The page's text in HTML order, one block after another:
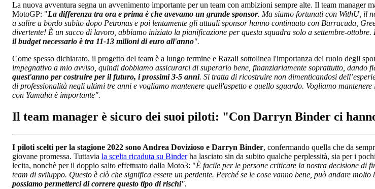
La nuova avventura segna un avvenimento importante per un team con ambizioni sempre alte. Il team manager
MotoGP: "La differenza tra ora e prima è che avevamo un grande sponsor. Ma siamo fortunati con WithU, il
a salire a bordo subito dopo Petronas e poi lentamente gli attuali sponsor hanno continuato con Barracuda,
divertente! È un sacco di lavoro, abbiamo iniziato la pianificazione per questa squadra solo a settembre-
il budget necessario è tra 11-13 milioni di euro all'anno".
Come spesso dichiarato, il progetto del team è a lungo termine e Razali sottolinea l'importanza del ruolo degli
impegnativo a mio avviso, quindi dobbiamo assicurarci di superarlo bene, finanziariamente soprattutto, dando
quest'anno per costruire per il futuro, i prossimi 3-5 anni. Si tratta di ricostruire non dimenticandosi
di professionalità negli ultimi tre anni e vogliamo mantenere quell'aspetto e quello sguardo. Vogliamo
con Yamaha è importante".
Il team manager è sicuro dei suoi piloti: "Con Darryn Binder ci
I piloti scelti per la stagione 2022 sono Andrea Dovizioso e Darryn Binder, confermando quella che da
giovane promessa. Tuttavia la scelta ricaduta su Binderha lasciato sin da subito qualche perplessità, sia per i
lecita, nonchè per il doppio salto effettuato dalla Moto3: "È facile per le persone criticare la nostra decisione di
team di sviluppo. Questo è ciò che significa essere un perdente. Perché se le cose vanno bene, può andare
possiamo permetterci di correre questo tipo di rischi".